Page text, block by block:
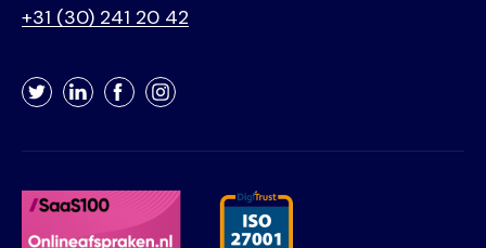
+31 (30) 241 20 42
TwitterLinkedInFacebookInstagram